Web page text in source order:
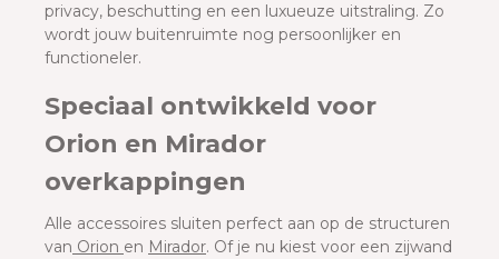
privacy, beschutting en een luxueuze uitstraling. Zo
wordt jouw buitenruimte nog persoonlijker en
functioneler.
Speciaal ontwikkeld voor
Orion en Mirador
overkappingen
Alle accessoires sluiten perfect aan op de structuren
van Orion en Mirador. Of je nu kiest voor een zijwand